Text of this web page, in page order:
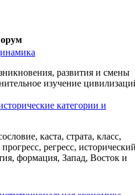
развития и смены
изучение
категории и
каста, страта, класс,
прогресс, регресс,
формация, Запад, Восток и